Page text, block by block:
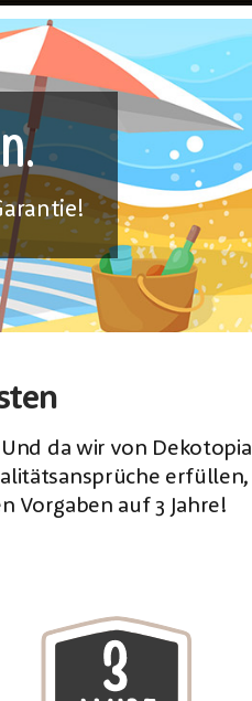
da wir von Dekotopia
erfüllen,
Vorgaben auf 3 Jahre!